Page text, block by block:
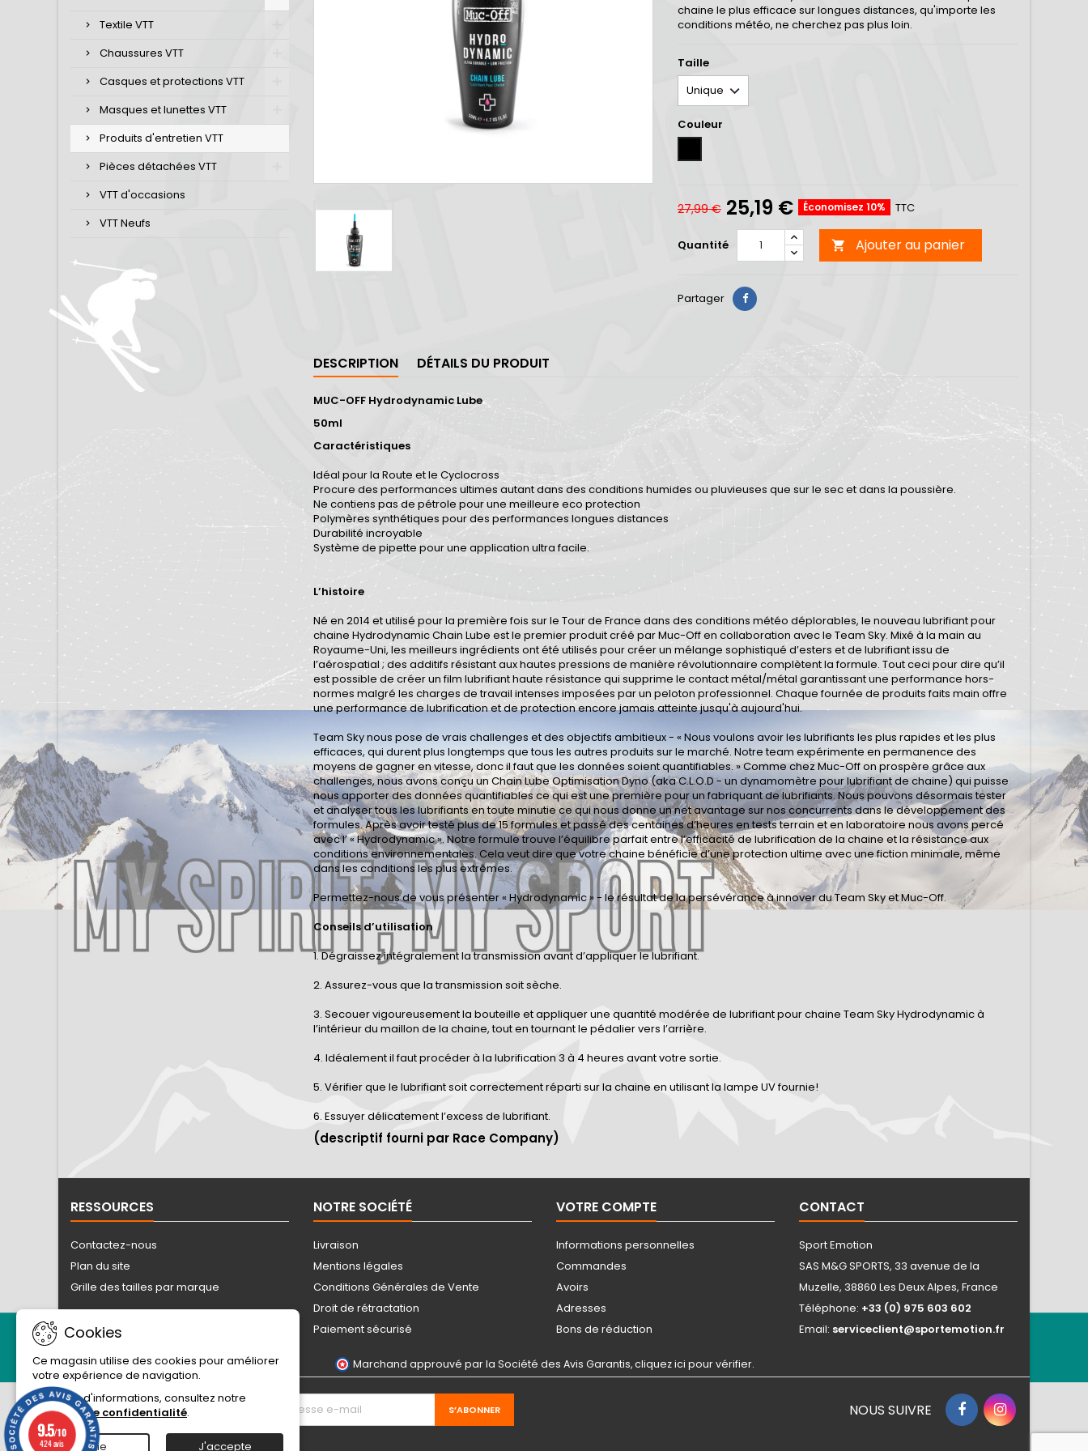
Textile VTT
Chaussures VTT
Casques et protections VTT
Masques et lunettes VTT
Produits d'entretien VTT
Pièces détachées VTT
VTT d'occasions
VTT Neufs
chaine le plus efficace sur longues distances, qu'importe les
conditions météo, ne cherchez pas plus loin.
Taille
Couleur
27,99 € 25,19 € Économisez 10% TTC
Quantité  Ajouter au panier
Partager
DESCRIPTION DÉTAILS DU PRODUIT
MUC-OFF Hydrodynamic Lube
50ml
Caractéristiques
Idéal pour la Route et le Cyclocross
Procure des performances ultimes autant dans des conditions humides ou pluvieuses que sur le sec et dans la poussière.
Ne contiens pas de pétrole pour une meilleure eco protection
Polymères synthétiques pour des performances longues distances
Durabilité incroyable
Système de pipette pour une application ultra facile.
L’histoire
Né en 2014 et utilisé pour la première fois sur le Tour de France dans des conditions météo déplorables, le nouveau lubrifiant pour
chaine Hydrodynamic Chain Lube est le premier produit créé par Muc-Off en collaboration avec le Team Sky. Mixé à la main au
Royaume-Uni, les meilleurs ingrédients ont été utilisés pour créer un mélange sophistiqué d’esters et de lubrifiant issu de
l’aérospatial ; des additifs résistant aux hautes pressions de manière révolutionnaire complètent la formule. Tout ceci pour dire qu’il
est possible de créer un film lubrifiant haute résistance qui supprime le contact métal/métal garantissant une performance hors-
normes malgré les charges de travail intenses imposées par un peloton professionnel. Chaque fournée de produits faits main offre
une performance de lubrification et de protection encore jamais atteinte jusqu'à aujourd'hui.
Team Sky nous pose de vrais challenges et des objectifs ambitieux - « Nous voulons avoir les lubrifiants les plus rapides et les plus
efficaces, qui durent plus longtemps que tous les autres produits sur le marché. Notre team expérimente en permanence des
moyens de gagner en vitesse, donc il faut que les données soient quantifiables. » Comme chez Muc-Off on prospère grâce aux
challenges, nous avons conçu un Chain Lube Optimisation Dyno (aka C.L.O.D - un dynamomètre pour lubrifiant de chaine) qui puisse
nous apporter des données quantifiables ce qui est une première pour un fabriquant de lubrifiants. Nous pouvons désormais tester
et analyser tous les lubrifiants en toute minutie ce qui nous donne un net avantage sur nos concurrents dans le développement des
formules. Après avoir testé plus de 15 formules et passé des centaines d’heures en tests terrain et en laboratoire nous avons percé
avec l’ « Hydrodynamic ». Notre formule trouve l’équilibre parfait entre l’efficacité de lubrification de la chaine et la résistance aux
conditions environnementales. Cela veut dire que votre chaine bénéficie d’une protection ultime avec une fiction minimale, même
dans les conditions les plus extrêmes.
Permettez-nous de vous présenter « Hydrodynamic » - le résultat de la persévérance à innover du Team Sky et Muc-Off.
Conseils d’utilisation
1. Dégraissez intégralement la transmission avant d’appliquer le lubrifiant.
2. Assurez-vous que la transmission soit sèche.
3. Secouer vigoureusement la bouteille et appliquer une quantité modérée de lubrifiant pour chaine Team Sky Hydrodynamic à
l’intérieur du maillon de la chaine, tout en tournant le pédalier vers l’arrière.
4. Idéalement il faut procéder à la lubrification 3 à 4 heures avant votre sortie.
5. Vérifier que le lubrifiant soit correctement réparti sur la chaine en utilisant la lampe UV fournie!
6. Essuyer délicatement l’excess de lubrifiant.
(descriptif fourni par Race Company)
RESSOURCES
Contactez-nous
Plan du site
Grille des tailles par marque
NOTRE SOCIÉTÉ
Livraison
Mentions légales
Conditions Générales de Vente
Droit de rétractation
Paiement sécurisé
VOTRE COMPTE
Informations personnelles
Commandes
Avoirs
Adresses
Bons de réduction
CONTACT
Sport Emotion
SAS M&G SPORTS, 33 avenue de la
Muzelle, 38860 Les Deux Alpes, France
Téléphone: +33 (0) 975 603 602
Email: serviceclient@sportemotion.fr
Cookies
Ce magasin utilise des cookies pour améliorer
votre expérience de navigation.
Pour plus d'informations, consultez notre
Politique de confidentialité.
Sortie J'accepte
Marchand approuvé par la Société des Avis Garantis,cliquez ici pour vérifier.
LETTRE D'INFORMATIONS NOUS SUIVRE
9.5/10
424 avis